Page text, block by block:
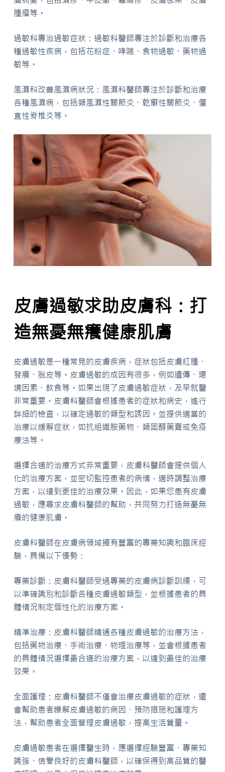
腫瘤等。
過敏科專治過敏症狀：過敏科醫師專注於診斷和治療各
種過敏性疾病，包括花粉症、哮喘、食物過敏、藥物過
敏等。
風濕科改善風濕病狀況：風濕科醫師專注於診斷和治療
各種風濕病，包括類風濕性關節炎、乾癬性關節炎、僵
直性脊椎炎等。
皮膚過敏求助皮膚科：打
造無憂無癢健康肌膚
皮膚過敏是一種常見的皮膚疾病，症狀包括皮膚紅腫、
發癢、脫皮等。皮膚過敏的成因有很多，例如遺傳、環
境因素、飲食等。如果出現了皮膚過敏症狀，及早就醫
非常重要。皮膚科醫師會根據患者的症狀和病史，進行
詳細的檢查，以確定過敏的類型和誘因。並提供適當的
治療以緩解症狀，如抗組織胺藥物、類固醇藥膏或免疫
療法等。
選擇合適的治療方式非常重要，皮膚科醫師會提供個人
化的治療方案，並密切監控患者的病情，適時調整治療
方案，以達到更佳的治療效果。因此，如果您患有皮膚
過敏，應尋求皮膚科醫師的幫助，共同努力打造無憂無
癢的健康肌膚。
皮膚科醫師在皮膚病領域擁有豐富的專業知識和臨床經
驗，具備以下優勢：
專業診斷：皮膚科醫師受過專業的皮膚病診斷訓練，可
以準確識別和診斷各種皮膚過敏類型，並根據患者的具
體情況制定個性化的治療方案。
精準治療：皮膚科醫師精通各種皮膚過敏的治療方法，
包括藥物治療、手術治療、物理治療等，並會根據患者
的具體情況選擇最合適的治療方案，以達到最佳的治療
效果。
全面護理：皮膚科醫師不僅會治療皮膚過敏的症狀，還
會幫助患者瞭解皮膚過敏的病因、預防措施和護理方
法，幫助患者全面管理皮膚過敏，提高生活質量。
皮膚過敏患者在選擇醫生時，應選擇經驗豐富、專業知
識強、信譽良好的皮膚科醫師，以確保得到高品質的醫